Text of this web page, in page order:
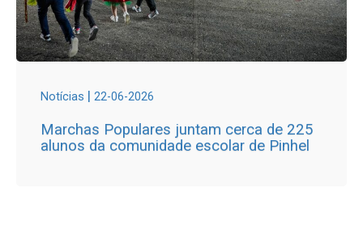
Notícias | 22-06-2026
Marchas Populares juntam cerca de 225
alunos da comunidade escolar de Pinhel